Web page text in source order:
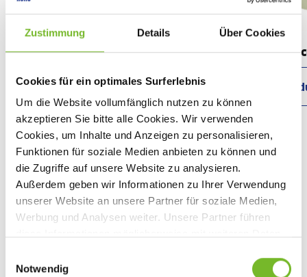
Zustimmung Details Über Cookies
Cookies für ein optimales Surferlebnis
Um die Website vollumfänglich nutzen zu können
akzeptieren Sie bitte alle Cookies. Wir verwenden
Cookies, um Inhalte und Anzeigen zu personalisieren,
Funktionen für soziale Medien anbieten zu können und
die Zugriffe auf unsere Website zu analysieren.
Außerdem geben wir Informationen zu Ihrer Verwendung
unserer Website an unsere Partner für soziale Medien,
Werbung und Analysen weiter. Unsere Partner führen
sie im Rahmen Ihrer Nutzung der Dienste gesammelt
Notwendig
Massivo
Produkt anzeigen
Holzterrasse reinigen –